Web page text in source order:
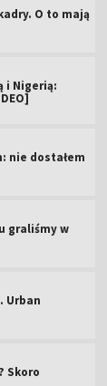
O to mają
i Nigerią:
nie dostałem
graliśmy w
Urban
Skoro